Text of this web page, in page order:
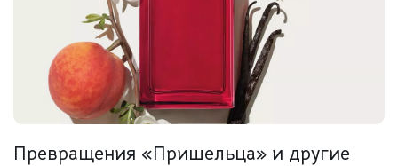
Превращения «Пришельца» и другие